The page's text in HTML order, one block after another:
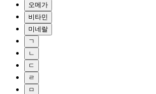
오메가
비타민
미네랄
ㄱ
ㄴ
ㄷ
ㄹ
ㅁ